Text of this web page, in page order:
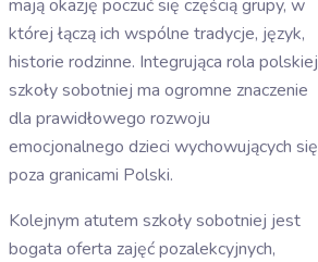
mają okazję poczuć się częścią grupy, w
której łączą ich wspólne tradycje, język,
historie rodzinne. Integrująca rola polskiej
szkoły sobotniej ma ogromne znaczenie
dla prawidłowego rozwoju
emocjonalnego dzieci wychowujących się
poza granicami Polski.
Kolejnym atutem szkoły sobotniej jest
bogata oferta zajęć pozalekcyjnych,